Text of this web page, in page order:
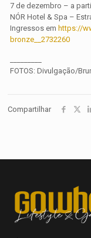
7 de dezembro – a
NÓR Hotel & Spa –
Ingressos em https://
bronze__2732260
FOTOS: Divulgação/
Compartilhar